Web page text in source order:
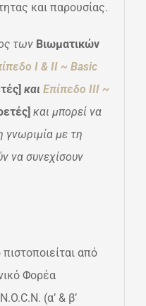
και παρουσίας.
των Βιωματικών
Ι & ΙΙ ~ Basic
και Επίπεδο ΙΙΙ ~
και μπορεί να
γνωριμία με τη
να συνεχίσουν
από
Φορέα
(α’ & β’